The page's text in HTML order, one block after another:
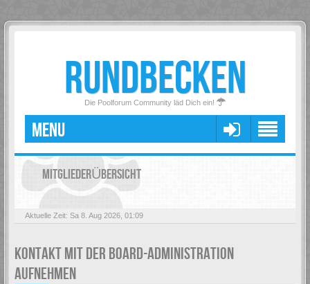
RUNDBECKEN
Die Poolforum Community läd Dich ein!
MENU
MITGLIEDERÜBERSICHT
Aktuelle Zeit: Sa 8. Aug 2026, 01:09
KONTAKT MIT DER BOARD-ADMINISTRATION
AUFNEHMEN